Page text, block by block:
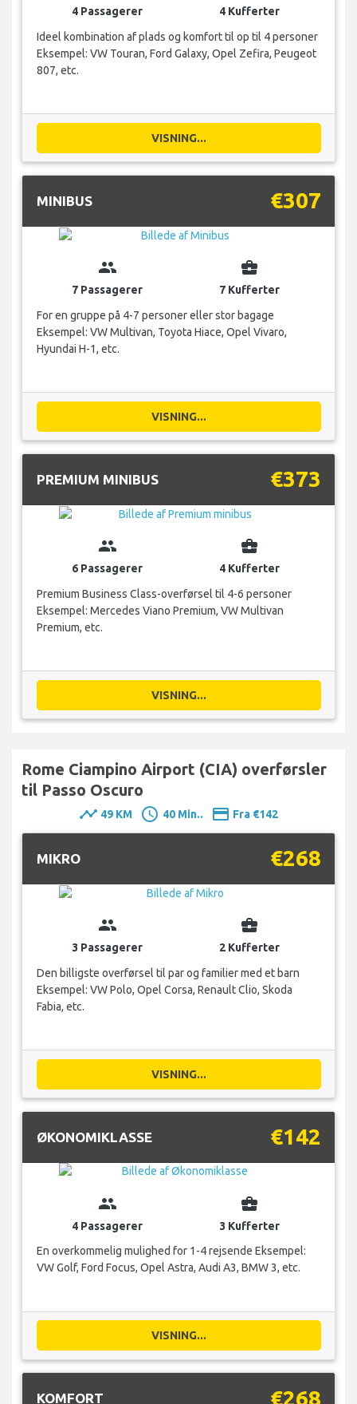
4 Passagerer
4 Kufferter
Ideel kombination af plads og komfort til op til 4 personer
Eksempel: VW Touran, Ford Galaxy, Opel Zefira, Peugeot
807, etc.
VISNING...
MINIBUS €307
group
7 Passagerer
business_center
7 Kufferter
For en gruppe på 4-7 personer eller stor bagage
Eksempel: VW Multivan, Toyota Hiace, Opel Vivaro,
Hyundai H-1, etc.
VISNING...
PREMIUM MINIBUS €373
group
6 Passagerer
business_center
4 Kufferter
Premium Business Class-overførsel til 4-6 personer
Eksempel: Mercedes Viano Premium, VW Multivan
Premium, etc.
VISNING...
Rome Ciampino Airport (CIA) overførsler
til Passo Oscuro
timeline 49 KM schedule 40 Min.. payment Fra €142
MIKRO €268
group
3 Passagerer
business_center
2 Kufferter
Den billigste overførsel til par og familier med et barn
Eksempel: VW Polo, Opel Corsa, Renault Clio, Skoda
Fabia, etc.
VISNING...
ØKONOMIKLASSE €142
group
4 Passagerer
business_center
3 Kufferter
En overkommelig mulighed for 1-4 rejsende Eksempel:
VW Golf, Ford Focus, Opel Astra, Audi A3, BMW 3, etc.
VISNING...
KOMFORT €268